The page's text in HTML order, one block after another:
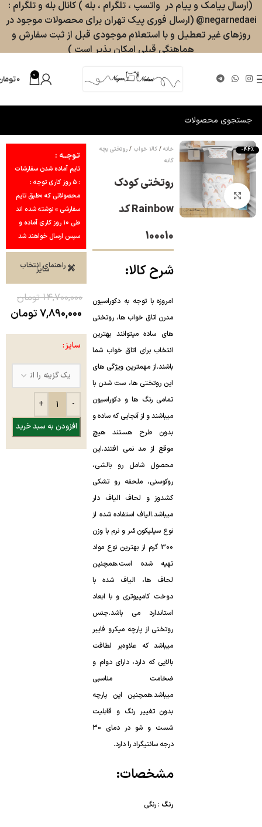
0 ۰
-46%
بزرگنمایی تصویر
خانه کالا خواب روتختی بچه
گانه
روتختی کودک
Rainbow کد
100010
شرح کالا:
امروزه با توجه به
مدرن اتاق خواب ها،
های ساده
انتخاب برای اتاق خواب شما
این روتختی ها،
ست شدن با
تمامی رنگ ها و دکوراسیون
محصول شامل رو بالشی،
روکوسنی، ملحفه
کشدوز و لحاف الیاف دار
300 گرم از بهترین نوع مواد
لحاف ها،
الیاف شده با
دوخت کامپیوتری و
با ابعاد
استاندارد
میباشد که علاوه‌بر لطافت
بدون تغییر رنگ و قابلیت
شست و شو در دمای
30
درجه سانتیگرادرا دارد.
مشخصات:
رنگ : رنگی
تـوجــه :
تایم آماده شدن سفارشات
: ۵ روز کاری توجه :
محصولاتی که «طبق تایم
سفارشی » نوشته شده اند
طی ۱۰ روز کاری آماده و
سپس ارسال خواهند شد
راهنمای انتخاب
سایز
۱۴,۷۰۰,۰۰۰ تومان
۷,۸۹۰,۰۰۰تومان
سایز
افزودن به سبد خرید
(ارسال پیامک و پیام در واتسپ ، تلگرام ، بله ) کانال بله و تلگرام :
negarnedaei@ (ارسال فوری پیک تهران برای محصولات موجود در
روزهای غیر تعطیل و با استعلام موجودی قبل از ثبت سفارش و
هماهنگی قبلی امکان پذیر است )